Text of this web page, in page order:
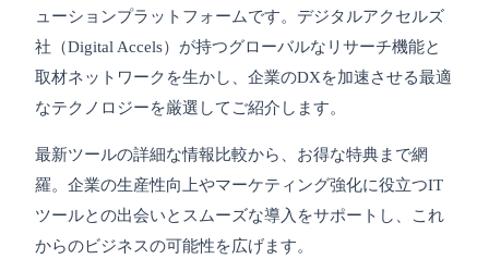
ューションプラットフォームです。デジタルアクセルズ
社（Digital Accels）が持つグローバルなリサーチ機能と
取材ネットワークを生かし、企業のDXを加速させる最適
なテクノロジーを厳選してご紹介します。
最新ツールの詳細な情報比較から、お得な特典まで網
羅。企業の生産性向上やマーケティング強化に役立つIT
ツールとの出会いとスムーズな導入をサポートし、これ
からのビジネスの可能性を広げます。